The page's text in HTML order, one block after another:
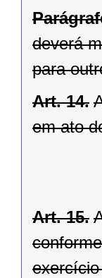
deverá
para
Art. 14.
em ato
Art. 15.